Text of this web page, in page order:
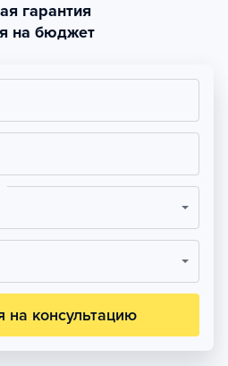
гарантия
на бюджет
на консультацию